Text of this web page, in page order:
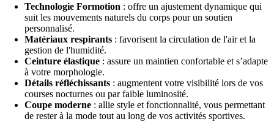
Technologie Formotion : offre un ajustement dynamique qui
suit les mouvements naturels du corps pour un soutien
personnalisé.
Matériaux respirants : favorisent la circulation de l'air et la
gestion de l'humidité.
Ceinture élastique : assure un maintien confortable et s’adapte
à votre morphologie.
Détails réfléchissants : augmentent votre visibilité lors de vos
courses nocturnes ou par faible luminosité.
Coupe moderne : allie style et fonctionnalité, vous permettant
de rester à la mode tout au long de vos activités sportives.